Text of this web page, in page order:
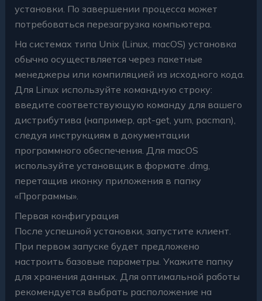
установки. По завершении процесса может
потребоваться перезагрузка компьютера.
На системах типа Unix (Linux, macOS) установка
обычно осуществляется через пакетные
менеджеры или компиляцией из исходного кода.
Для Linux используйте командную строку:
введите соответствующую команду для вашего
дистрибутива (например, apt-get, yum, pacman),
следуя инструкциям в документации
программного обеспечения. Для macOS
используйте установщик в формате .dmg,
перетащив иконку приложения в папку
«Программы».
Первая конфигурация
После успешной установки, запустите клиент.
При первом запуске будет предложено
настроить базовые параметры. Укажите папку
для хранения данных. Для оптимальной работы
рекомендуется выбрать расположение на